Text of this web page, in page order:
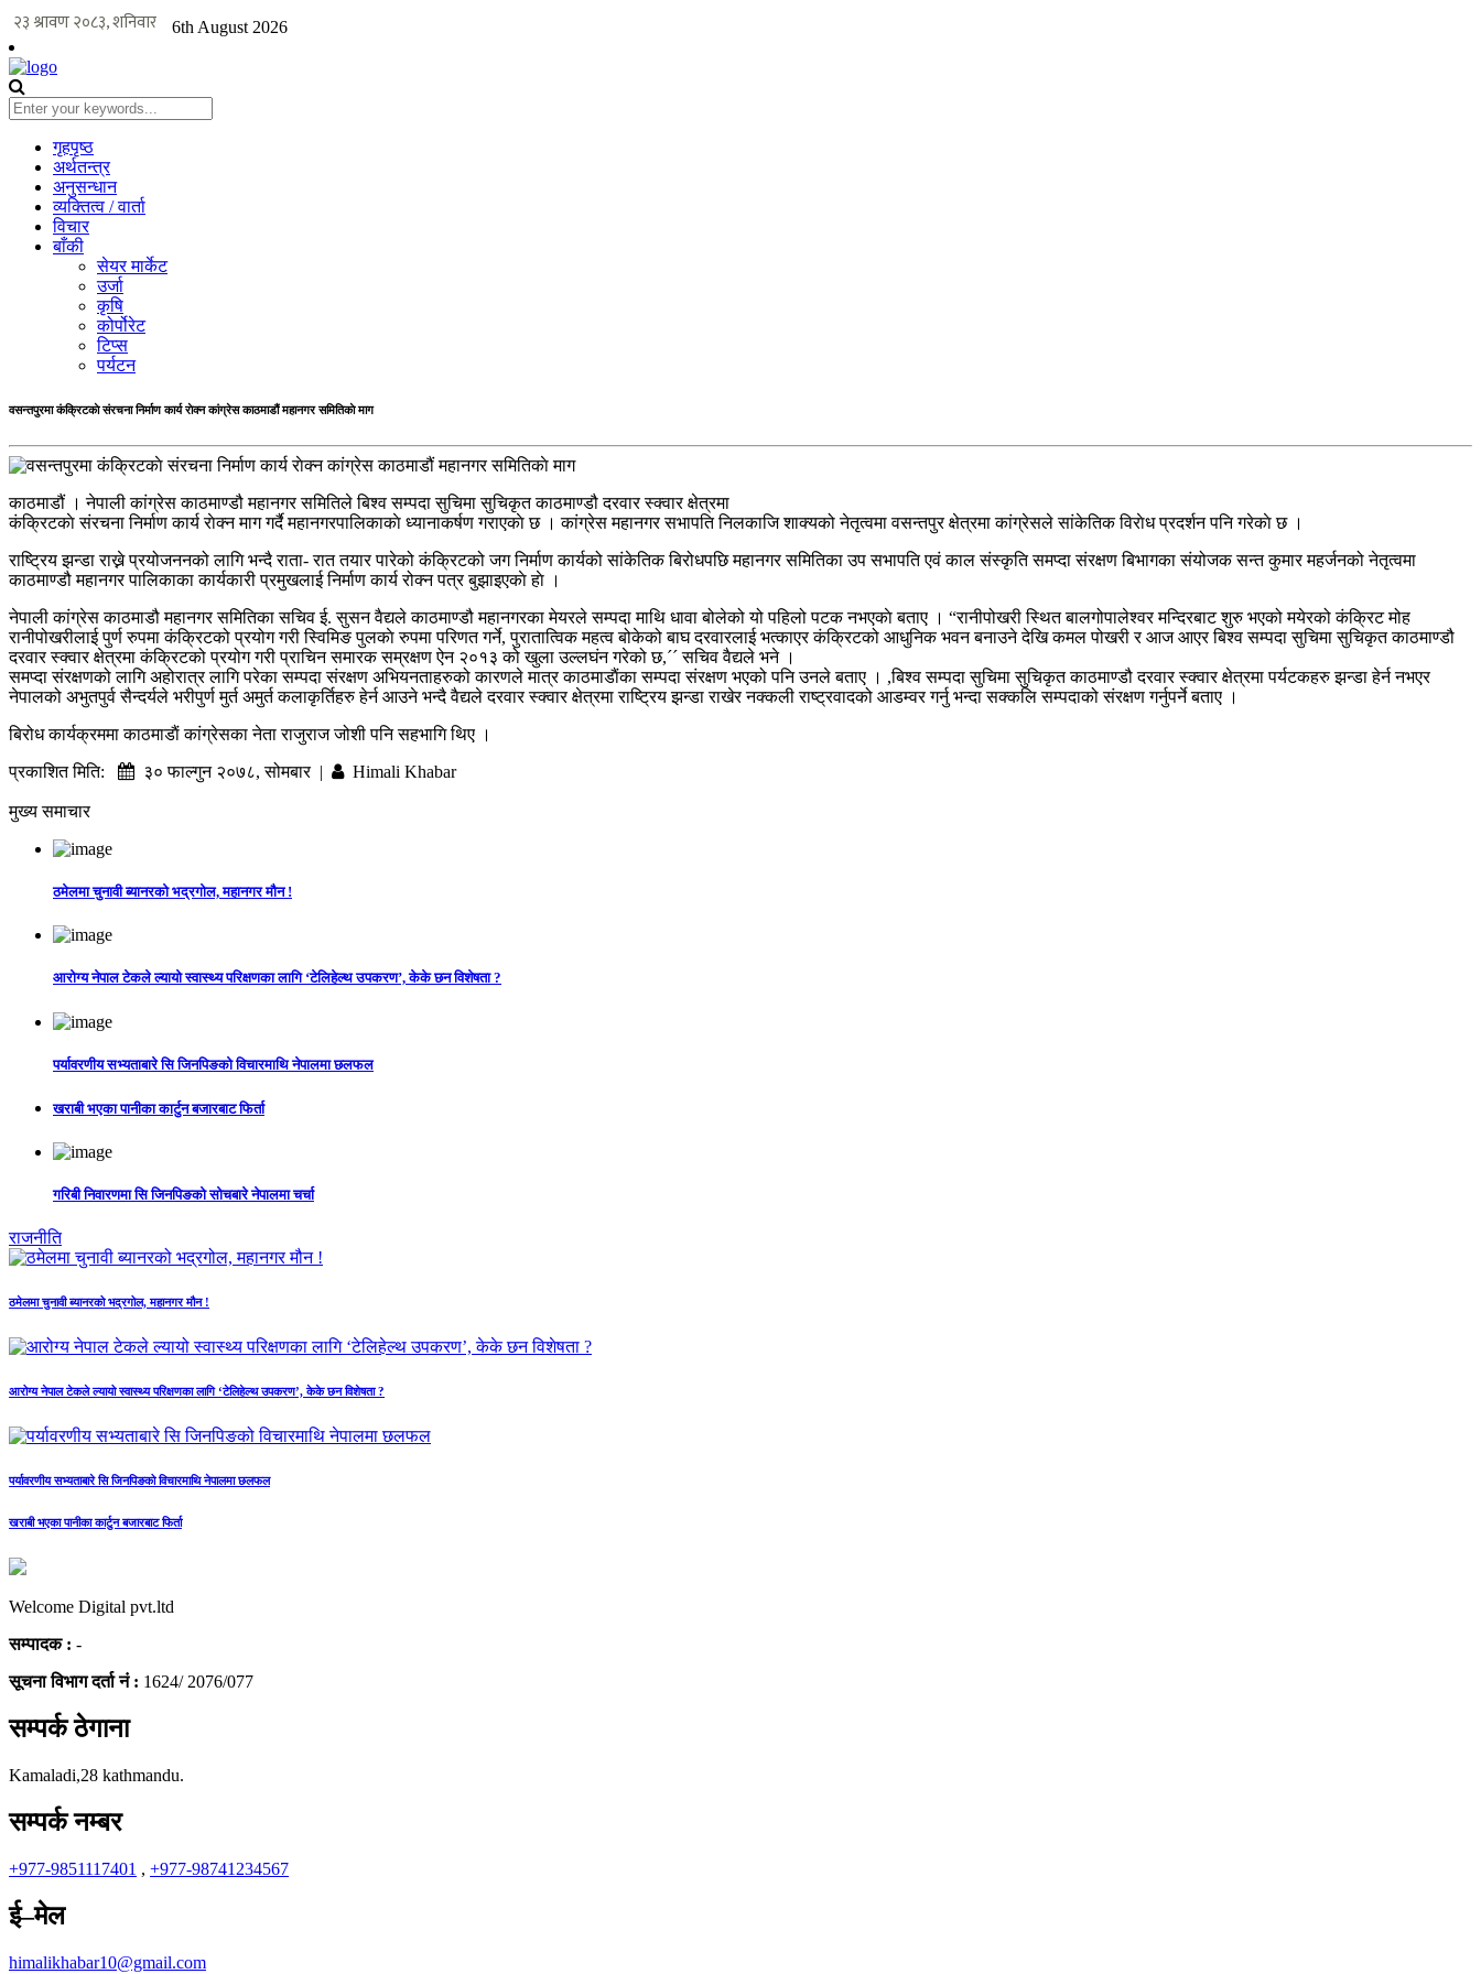
6th August 2026
गृहपृष्ठ
अर्थतन्त्र
अनुसन्धान
व्यक्तित्व / वार्ता
विचार
बाँकी
सेयर मार्केट
उर्जा
कृषि
कोर्पोरेट
टिप्स
पर्यटन
वसन्तपुरमा कंक्रिटकाे संरचना निर्माण कार्य राेक्न कांग्रेस काठमाडौं महानगर समितिकाे माग
काठमाडौं । नेपाली कांग्रेस काठमाण्डौ महानगर समितिले बिश्व सम्पदा सुचिमा सुचिकृत काठमाण्डौ दरवार स्क्वार क्षेत्रमा
कंक्रिटकाे संरचना निर्माण कार्य राेक्न माग गर्दै महानगरपालिकाकाे ध्यानाकर्षण गराएकाे छ । कांग्रेस महानगर सभापति निलकाजि शाक्यको नेतृत्वमा वसन्तपुर क्षेत्रमा कांग्रेसले सांकेतिक विराेध प्रदर्शन पनि गरेकाे छ ।
राष्ट्रिय झन्डा राख्ने प्रयोजननको लागि भन्दै राता- रात तयार पारेको कंक्रिटको जग निर्माण कार्यको सांकेतिक बिरोधपछि महानगर समितिका उप सभापति एवं काल संस्कृति समप्दा संरक्षण बिभागका संयोजक सन्त कुमार महर्जनको नेतृत्वमा
काठमाण्डौ महानगर पालिकाका कार्यकारी प्रमुखलाई निर्माण कार्य रोक्न पत्र बुझाइएकाे हाे ।
नेपाली कांग्रेस काठमाडौ महानगर समितिका सचिव ‌ई. सुसन वैद्यले काठमाण्डौ महानगरका मेयरले सम्पदा माथि धावा बोलेको यो पहिलो पटक नभएकाे बताए । “रानीपोखरी स्थित बालगोपालेश्वर मन्दिरबाट शुरु भएको मयेरको कंक्रिट मोह
रानीपोखरीलाई पुर्ण रुपमा कंक्रिटको प्रयोग गरी स्विमिङ पुलकाे रुपमा परिणत गर्ने, पुरातात्विक महत्व बोकेको बाघ दरवारलाई भत्काएर कंक्रिटको आधुनिक भवन बनाउने देखि कमल पोखरी र आज आएर बिश्व सम्पदा सुचिमा सुचिकृत काठमाण्डौ
दरवार स्क्वार क्षेत्रमा कंक्रिटको प्रयोग गरी प्राचिन समारक सम्रक्षण ऐन २०१३ को खुला उल्लघंन गरेको छ,´´ सचिव वैद्यले भने ।
समप्दा संरक्षणको लागि अहोरात्र लागि परेका सम्पदा संरक्षण अभियनताहरुको कारणले मात्र काठमाडाैंका सम्पदा संरक्षण भएको पनि उनले बताए । ,बिश्व सम्पदा सुचिमा सुचिकृत काठमाण्डौ दरवार स्क्वार क्षेत्रमा पर्यटकहरु झन्डा हेर्न नभएर
नेपालको अभुतपुर्व सैन्दर्यले भरीपुर्ण मुर्त अमुर्त कलाकृर्तिहरु हेर्न आउने भन्दै वैद्यले दरवार स्क्वार क्षेत्रमा राष्ट्रिय झन्डा राखेर नक्कली राष्ट्रवादको आडम्वर गर्नु भन्दा सक्कलि सम्पदाको संरक्षण गर्नुपर्ने बताए ।
बिरोध कार्यक्रममा काठमाडाैं कांग्रेसका नेता राजुराज जोशी पनि सहभागि थिए ।
प्रकाशित मिति:
३० फाल्गुन २०७८, सोमबार | Himali Khabar
मुख्य समाचार
ठमेलमा चुनावी ब्यानरको भद्रगोल, महानगर मौन !
आरोग्य नेपाल टेकले ल्यायो स्वास्थ्य परिक्षणका लागि ‘टेलिहेल्थ उपकरण’, केके छन विशेषता ?
पर्यावरणीय सभ्यताबारे सि जिनपिङको विचारमाथि नेपालमा छलफल
खराबी भएका पानीका कार्टुन बजारबाट फिर्ता
गरिबी निवारणमा सि जिनपिङको सोचबारे नेपालमा चर्चा
राजनीति
ठमेलमा चुनावी ब्यानरको भद्रगोल, महानगर मौन !
आरोग्य नेपाल टेकले ल्यायो स्वास्थ्य परिक्षणका लागि ‘टेलिहेल्थ उपकरण’, केके छन विशेषता ?
पर्यावरणीय सभ्यताबारे सि जिनपिङको विचारमाथि नेपालमा छलफल
खराबी भएका पानीका कार्टुन बजारबाट फिर्ता
Welcome Digital pvt.ltd
सम्पादक : -
सूचना विभाग दर्ता नं : 1624/ 2076/077
सम्पर्क ठेगाना
Kamaladi,28 kathmandu.
सम्पर्क नम्बर
+977-9851117401 , +977-98741234567
ई–मेल
himalikhabar10@gmail.com